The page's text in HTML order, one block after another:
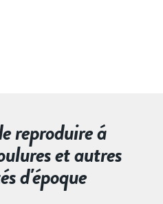
reproduire á
et autres
d'époque